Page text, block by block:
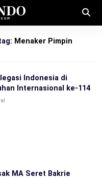
Menaker Pimpin
Indonesia di
Internasional ke-114
MA Seret Bakrie